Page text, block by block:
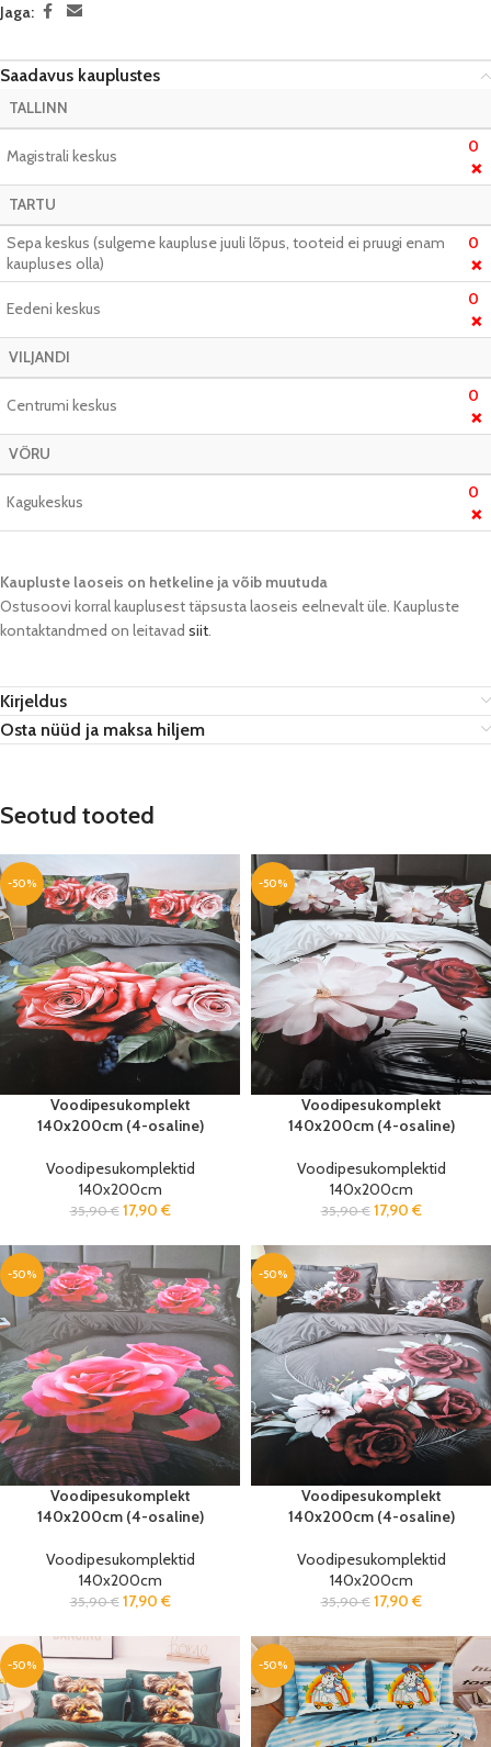
Jaga:
Saadavus kauplustes
TALLINN
Magistrali keskus 0
❌
TARTU
Sepa keskus (sulgeme kaupluse juuli lõpus, tooteid ei pruugi enam
kaupluses olla)
0
❌
Eedeni keskus 0
❌
VILJANDI
Centrumi keskus 0
❌
VÕRU
Kagukeskus 0
❌
Kaupluste laoseis on hetkeline ja võib muutuda​
Ostusoovi korral kauplusest täpsusta laoseis eelnevalt üle. Kaupluste
kontaktandmed on leitavad siit.
Kirjeldus
Osta nüüd ja maksa hiljem
Seotud tooted
-50%
Voodipesukomplekt
140x200cm (4-osaline)
Voodipesukomplektid
140x200cm
35,90€ 17,90 €
-50%
Voodipesukomplekt
140x200cm (4-osaline)
Voodipesukomplektid
140x200cm
35,90€ 17,90 €
-50%
Voodipesukomplekt
140x200cm (4-osaline)
Voodipesukomplektid
140x200cm
35,90€ 17,90 €
-50%
Voodipesukomplekt
140x200cm (4-osaline)
Voodipesukomplektid
140x200cm
35,90€ 17,90 €
-50% -50%